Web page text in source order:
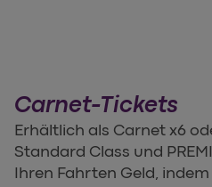
Carnet-Tickets
Erhältlich als Carnet x6
Standard Class und
Ihren Fahrten Geld, indem